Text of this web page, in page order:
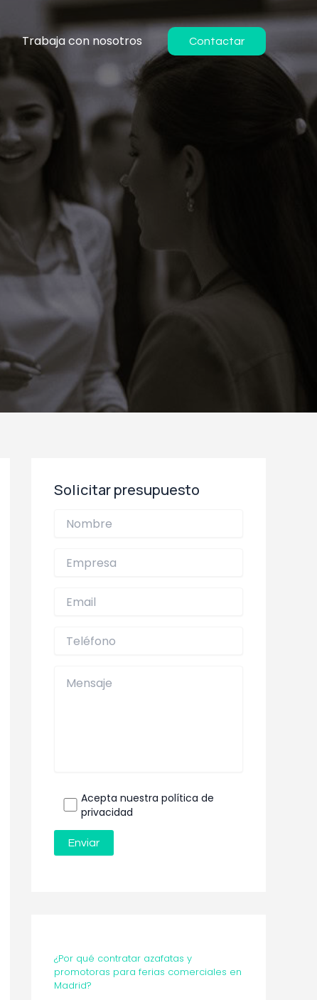
Trabaja con nosotros Contactar
Solicitar presupuesto
Acepta nuestra política de
privacidad
¿Por qué contratar azafatas y
promotoras para ferias comerciales en
Madrid?